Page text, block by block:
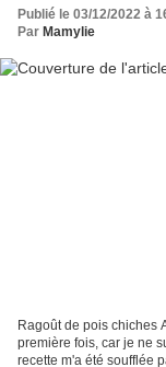
Publié le 03/12/2022 à
Par Mamylie
Ragoût de pois chiches Aujourd'hui une recette que je fais pour la toute
première fois, car je ne
recette m'a été soufflée